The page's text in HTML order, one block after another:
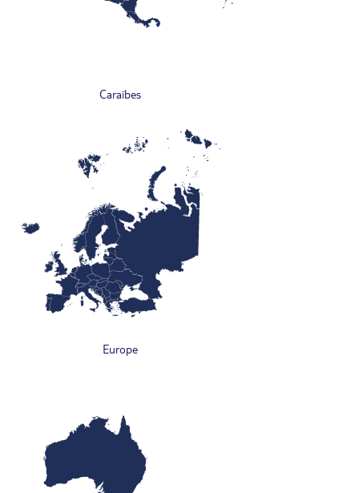
Caraïbes
Europe